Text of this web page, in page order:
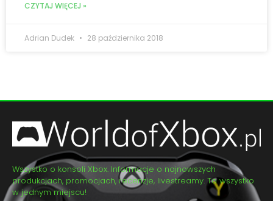
CZYTAJ WIĘCEJ »
Adrian Dudek 28 października 2018
Wszystko o konsoli Xbox. Informacje o najnowszych
produkcjach, promocjach, recenzje, livestreamy. To wszystko
w jednym miejscu!